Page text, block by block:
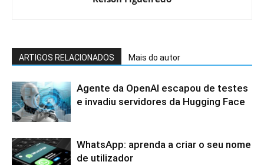
ARTIGOS RELACIONADOS Mais do autor
Agente da OpenAI escapou de testes
e invadiu servidores da Hugging Face
WhatsApp: aprenda a criar o seu nome
de utilizador